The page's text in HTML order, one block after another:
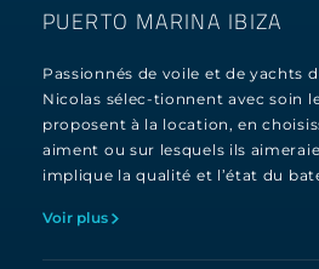
PUERTO MARINA IBIZA
Passionnés de voile et de yachts
Nicolas sélec-tionnent avec soin
proposent à la location, en
aiment ou sur lesquels ils
implique la qualité et l’état du
Voir plus